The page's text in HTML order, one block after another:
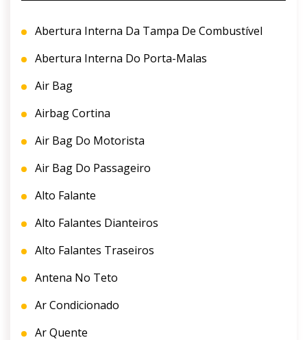
Abertura Interna Da Tampa De Combustível
Abertura Interna Do Porta-Malas
Air Bag
Airbag Cortina
Air Bag Do Motorista
Air Bag Do Passageiro
Alto Falante
Alto Falantes Dianteiros
Alto Falantes Traseiros
Antena No Teto
Ar Condicionado
Ar Quente